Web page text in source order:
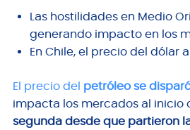
Las hostilidades en Medio
generando impacto en los
En Chile, el precio del dólar
El precio del petróleo se
impacta los mercados al inicio
segunda desde que partieron